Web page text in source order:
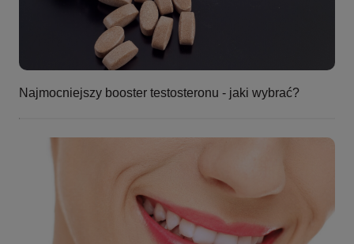
Najmocniejszy booster testosteronu - jaki wybrać?